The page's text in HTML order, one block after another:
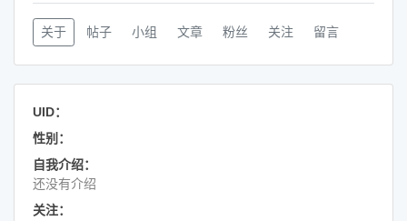
关于 帖子 小组 文章 粉丝 关注 留言
UID：
性别：
自我介绍：
还没有介绍
关注：